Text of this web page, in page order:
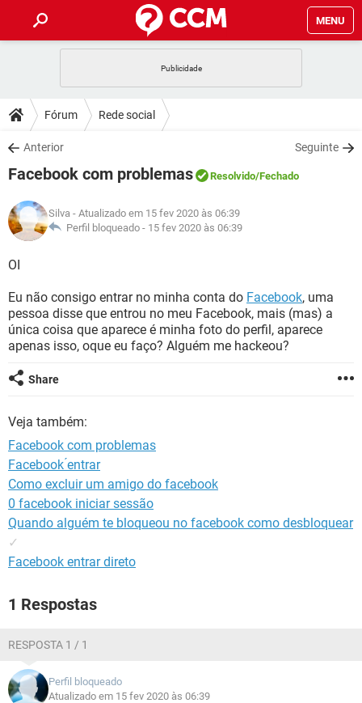
MENU
CELULAR
OUTLOOK
INSTAGRAM GMAIL
GUIA DE COMPRAS
DICAS
JOGOS
INSTAGRAM GMAIL
GUIA DE COMPRAS
DOWNLOADS
JOGOS WHATSAPP
CELULAR
OUTLOOK EXCEL
INSTAGRAM
JOGOS WHATSAPP
CELULAR
OUTLOOK
INSTAGRAM GMAIL
GUIA DE COMPRAS
GLOSSÁRIO
JOGOS
OUTLOOK EXCEL
INSTAGRAM GMAIL
GUIA DE COMPRAS
Fórum Rede social
Anterior Seguinte
Facebook com problemas Resolvido/Fechado
Silva - Atualizado em 15 fev 2020 às 06:39
Perfil bloqueado - 15 fev 2020 às 06:39
OI
Eu não consigo entrar no minha conta do Facebook, uma
pessoa disse que entrou no meu Facebook, mais (mas) a
única coisa que aparece é minha foto do perfil, aparece
apenas isso, oque eu faço? Alguém me hackeou?
Share
Veja também:
Facebook com problemas
Facebook ́entrar
Como excluir um amigo do facebook
0 facebook iniciar sessão
Quando alguém te bloqueou no facebook como desbloquear
✓
Facebook entrar direto
1 Respostas
RESPOSTA 1 / 1
Perfil bloqueado
Atualizado em 15 fev 2020 às 06:39